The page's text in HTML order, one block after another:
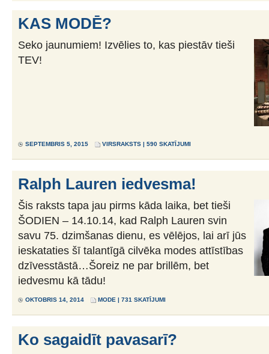
KAS MODĒ?
Seko jaunumiem! Izvēlies to, kas piestāv tieši
TEV!
SEPTEMBRIS 5, 2015 VIRSRAKSTS | 590 SKATĪJUMI
Ralph Lauren iedvesma!
Šis raksts tapa jau pirms kāda laika, bet tieši
ŠODIEN – 14.10.14, kad Ralph Lauren svin
savu 75. dzimšanas dienu, es vēlējos, lai arī jūs
ieskataties šī talantīgā cilvēka modes attīstības
dzīvesstāstā…Šoreiz ne par brillēm, bet
iedvesmu kā tādu!
OKTOBRIS 14, 2014 MODE | 731 SKATĪJUMI
Ko sagaidīt pavasarī?